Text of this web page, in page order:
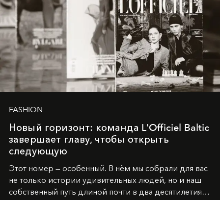
FASHION
Новый горизонт: команда L'Officiel Baltic
завершает главу, чтобы открыть
следующую
Этот номер — особенный. В нём мы собрали для вас
не только истории удивительных людей, но и наш
собственный путь длиной почти в два десятилетия.